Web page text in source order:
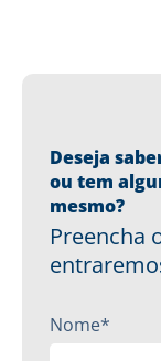
Deseja
ou tem
mesmo?
Preencha
Nome*